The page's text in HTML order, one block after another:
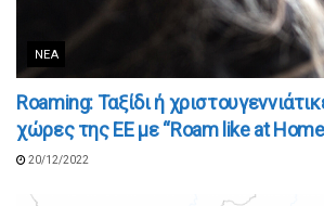
ΝΈΑ
Roaming: Ταξίδι ή
χώρες της ΕΕ με “Roam like at
20/12/2022